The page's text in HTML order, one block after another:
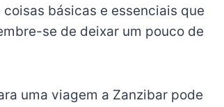
básicas e essenciais que
se de deixar um pouco de
uma viagem a Zanzibar pode